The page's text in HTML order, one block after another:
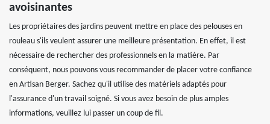
avoisinantes
Les propriétaires des jardins peuvent mettre en place des pelouses en
rouleau s'ils veulent assurer une meilleure présentation. En effet, il est
nécessaire de rechercher des professionnels en la matière. Par
conséquent, nous pouvons vous recommander de placer votre confiance
en Artisan Berger. Sachez qu'il utilise des matériels adaptés pour
l'assurance d'un travail soigné. Si vous avez besoin de plus amples
informations, veuillez lui passer un coup de fil.